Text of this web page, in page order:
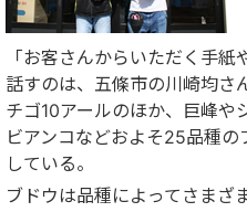
「お客さんからいただく手
話すのは、五條市の川崎均さ
チゴ10アールのほか、巨峰や
ビアンコなどおよそ25品種
している。
ブドウは品種によってさまざ